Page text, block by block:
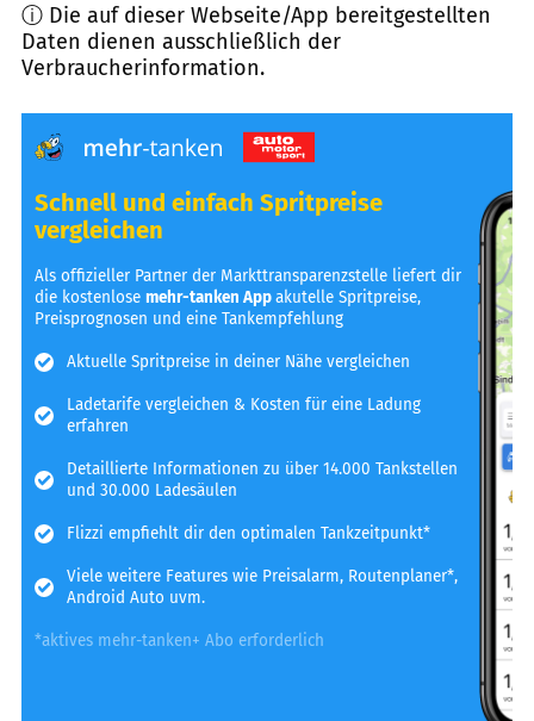
ⓘ Die auf dieser Webseite/App bereitgestellten
Daten dienen ausschließlich der
Verbraucherinformation.
Schnell und einfach Spritpreise
vergleichen
Als offizieller Partner der Markttransparenzstelle liefert dir
die kostenlosemehr-tanken Appakutelle Spritpreise,
Preisprognosen und eine Tankempfehlung
Aktuelle Spritpreise in deiner Nähe vergleichen
Ladetarife vergleichen & Kosten für eine Ladung
erfahren
Detaillierte Informationen zu über 14.000 Tankstellen
und 30.000 Ladesäulen
Flizzi empfiehlt dir den optimalen Tankzeitpunkt*
Viele weitere Features wie Preisalarm, Routenplaner*,
Android Auto uvm.
*aktives mehr-tanken+ Abo erforderlich